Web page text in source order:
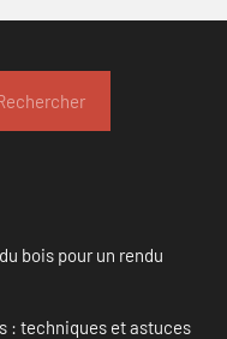
bois pour un rendu
: techniques et astuces